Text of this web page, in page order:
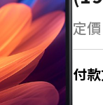
定價
付